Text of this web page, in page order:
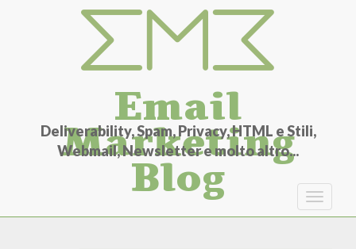
Email
Marketing
Blog
Deliverability, Spam, Privacy, HTML e Stili,
Webmail, Newsletter e molto altro...
Toggle